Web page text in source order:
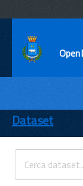
ENTI
TEMI
INFORMAZIONI
Dataset